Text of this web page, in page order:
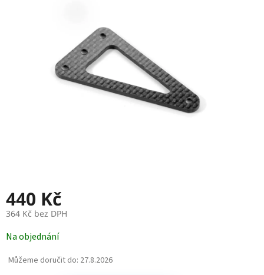
440 Kč
364 Kč bez DPH
cena:
Na objednání
Můžeme doručit do: 27.8.2026